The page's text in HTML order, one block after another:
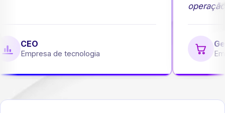
CEO
Empresa de tecnologia